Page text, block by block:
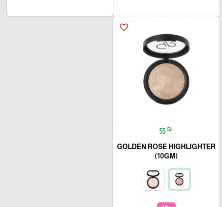
favorite_border
55 ₪
GOLDEN ROSE HIGHLIGHTER
(10GM)